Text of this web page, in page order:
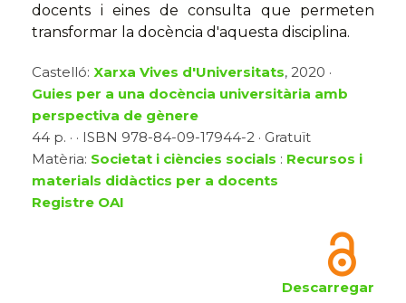
docents i eines de consulta que permeten
transformar la docència d'aquesta disciplina.
Castelló: Xarxa Vives d'Universitats, 2020 ·
Guies per a una docència universitària amb
perspectiva de gènere
44 p. · · ISBN 978-84-09-17944-2 · Gratuït
Matèria: Societat i ciències socials : Recursos i
materials didàctics per a docents
Registre OAI
Descarregar